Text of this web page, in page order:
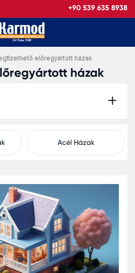
+90 539 635 8938
előregyártott házak
házak
Acél Házak